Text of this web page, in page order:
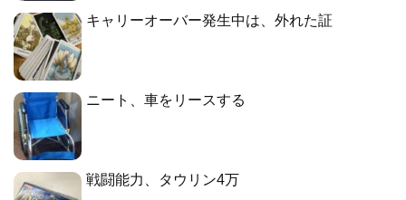
キャリーオーバー発生中は、外れた証
ニート、車をリースする
戦闘能力、タウリン4万